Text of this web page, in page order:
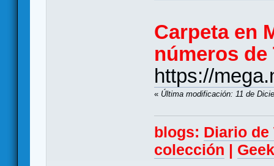
Carpeta en
números de
https://
« Última modificación: 11 de
blogs: Diario
colección |